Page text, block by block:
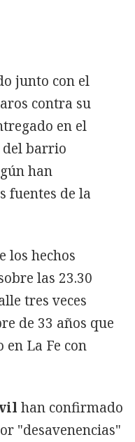
junto con el
contra su
en el
del barrio
han
fuentes de la
los hechos
las 23.30
tres veces
de 33 años que
La Fe con
han confirmado
"desavenencias"